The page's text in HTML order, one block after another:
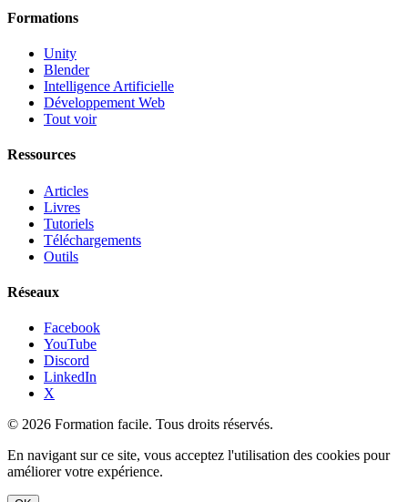
Formations
Unity
Blender
Intelligence Artificielle
Développement Web
Tout voir
Ressources
Articles
Livres
Tutoriels
Téléchargements
Outils
Réseaux
Facebook
YouTube
Discord
LinkedIn
X
© 2026 Formation facile. Tous droits réservés.
En navigant sur ce site, vous acceptez l'utilisation des cookies pour
améliorer votre expérience.